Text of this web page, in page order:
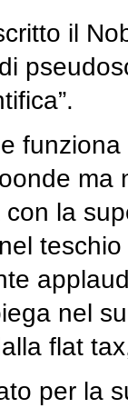
il
ma
la
nel
flat
per la